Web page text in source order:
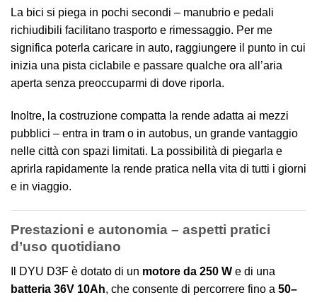
La bici si piega in pochi secondi – manubrio e pedali
richiudibili facilitano trasporto e rimessaggio. Per me
significa poterla caricare in auto, raggiungere il punto in cui
inizia una pista ciclabile e passare qualche ora all’aria
aperta senza preoccuparmi di dove riporla.
Inoltre, la costruzione compatta la rende adatta ai mezzi
pubblici – entra in tram o in autobus, un grande vantaggio
nelle città con spazi limitati. La possibilità di piegarla e
aprirla rapidamente la rende pratica nella vita di tutti i giorni
e in viaggio.
Prestazioni e autonomia – aspetti pratici
d’uso quotidiano
Il DYU D3F è dotato di un motore da 250 W e di una
batteria 36V 10Ah, che consente di percorrere fino a 50–